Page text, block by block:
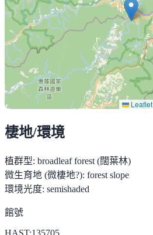
Leaflet
棲地/環境
植群型: broadleaf forest (闊葉林)
微生育地 (微棲地?): forest slope
環境光度: semishaded
館號
HAST:135705